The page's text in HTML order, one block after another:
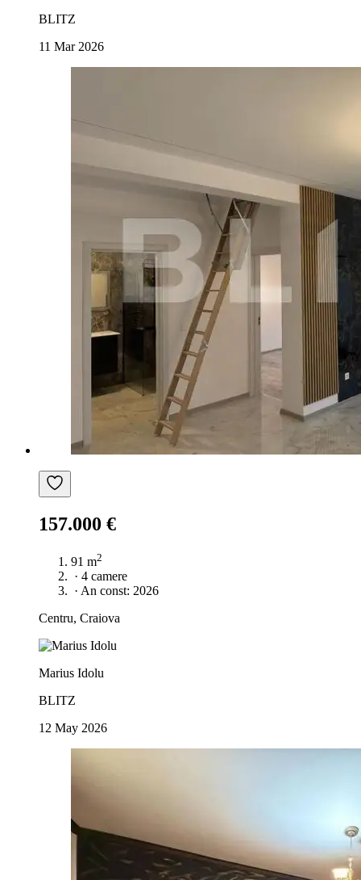
BLITZ
11 Mar 2026
157.000 €
91 m2
· 4 camere
· An const: 2026
Centru, Craiova
Marius Idolu
BLITZ
12 May 2026